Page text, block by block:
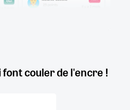
couler de l'encre !